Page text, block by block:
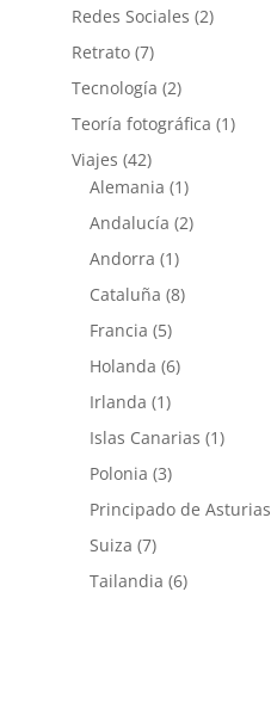
Redes Sociales (2)
Retrato(7)
Tecnología (2)
Teoría fotográfica (1)
Viajes (42)
Alemania (1)
Andalucía (2)
Andorra (1)
Cataluña (8)
Francia (5)
Holanda (6)
Irlanda (1)
Islas Canarias (1)
Polonia (3)
Principado de Asturias
Suiza (7)
Tailandia (6)